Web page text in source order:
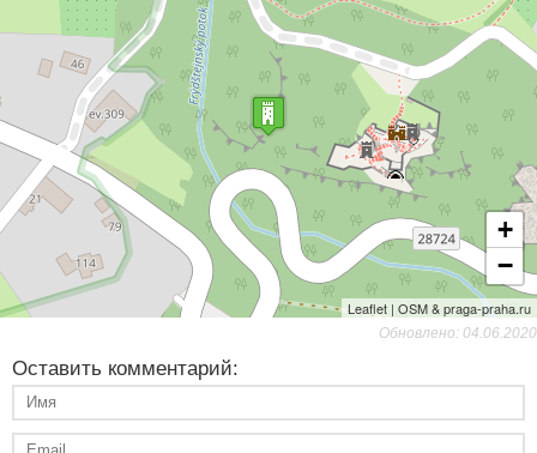
+
−
Leaflet | OSM & praga-praha.ru
Обновлено: 04.06.2020
Оставить комментарий: